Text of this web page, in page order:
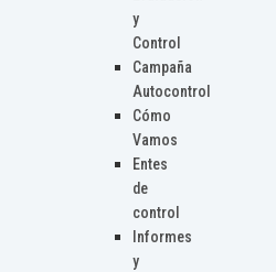
y
Control
Campaña
Autocontrol
Cómo
Vamos
Entes
de
control
Informes
y